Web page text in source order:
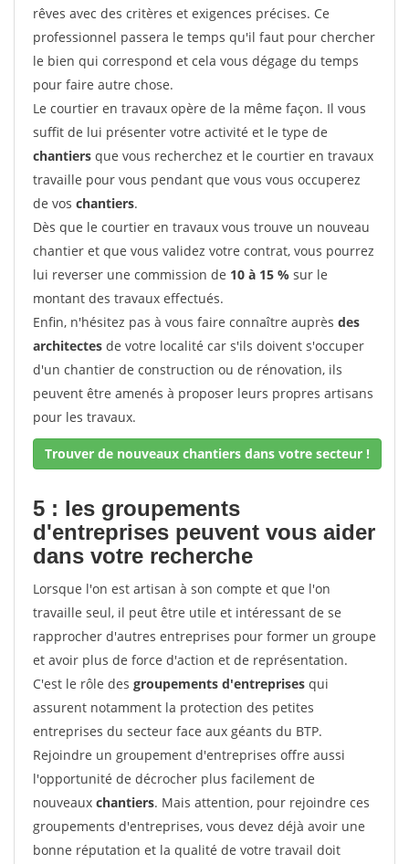
rêves avec des critères et exigences précises. Ce
professionnel passera le temps qu'il faut pour chercher
le bien qui correspond et cela vous dégage du temps
pour faire autre chose.
Le courtier en travaux opère de la même façon. Il vous
suffit de lui présenter votre activité et le type de
chantiers que vous recherchez et le courtier en travaux
travaille pour vous pendant que vous vous occuperez
de vos chantiers.
Dès que le courtier en travaux vous trouve un nouveau
chantier et que vous validez votre contrat, vous pourrez
lui reverser une commission de 10 à 15 % sur le
montant des travaux effectués.
Enfin, n'hésitez pas à vous faire connaître auprès des
architectes de votre localité car s'ils doivent s'occuper
d'un chantier de construction ou de rénovation, ils
peuvent être amenés à proposer leurs propres artisans
pour les travaux.
Trouver de nouveaux chantiers dans votre secteur !
5 : les groupements
d'entreprises peuvent vous aider
dans votre recherche
Lorsque l'on est artisan à son compte et que l'on
travaille seul, il peut être utile et intéressant de se
rapprocher d'autres entreprises pour former un groupe
et avoir plus de force d'action et de représentation.
C'est le rôle des groupements d'entreprises qui
assurent notamment la protection des petites
entreprises du secteur face aux géants du BTP.
Rejoindre un groupement d'entreprises offre aussi
l'opportunité de décrocher plus facilement de
nouveaux chantiers. Mais attention, pour rejoindre ces
groupements d'entreprises, vous devez déjà avoir une
bonne réputation et la qualité de votre travail doit